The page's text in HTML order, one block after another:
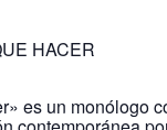
HACER
es un monólogo